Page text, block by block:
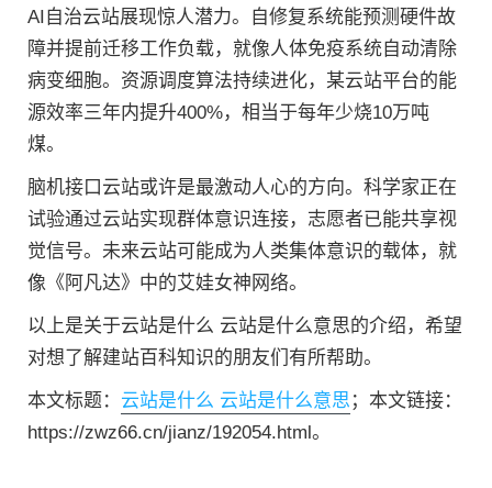
AI自治云站展现惊人潜力。自修复系统能预测硬件故
障并提前迁移工作负载，就像人体免疫系统自动清除
病变细胞。资源调度算法持续进化，某云站平台的能
源效率三年内提升400%，相当于每年少烧10万吨
煤。
脑机接口云站或许是最激动人心的方向。科学家正在
试验通过云站实现群体意识连接，志愿者已能共享视
觉信号。未来云站可能成为人类集体意识的载体，就
像《阿凡达》中的艾娃女神网络。
以上是关于云站是什么 云站是什么意思的介绍，希望
对想了解建站百科知识的朋友们有所帮助。
本文标题： 云站是什么 云站是什么意思 ；本文链接：
https://zwz66.cn/jianz/192054.html。